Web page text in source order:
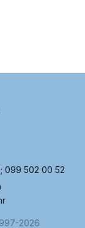
099 502 00 52
2026